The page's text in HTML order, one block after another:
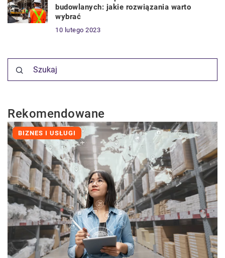
budowlanych: jakie rozwiązania warto
wybrać
10 lutego 2023
Rekomendowane
BIZNES I USŁUGI